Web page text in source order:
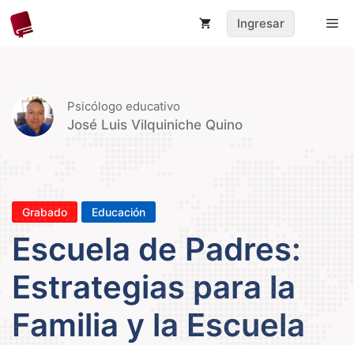
Saltar
Ingresar
Psicólogo educativo
José Luis Vilquiniche Quino
Grabado Educación
Escuela de Padres:
Estrategias para la
Familia y la Escuela